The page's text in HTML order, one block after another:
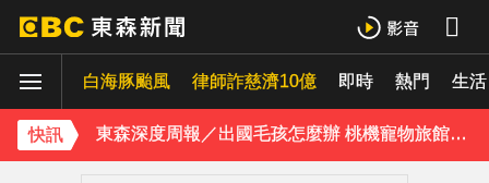
白海豚颱風 律師詐慈濟10億 即時 熱門 生活
快訊
東森深度周報／出國毛孩怎麼辦 桃機寵物旅館應運而生
《理財達人秀》X 安聯投信免費講座報名中！搶先卡位 2027